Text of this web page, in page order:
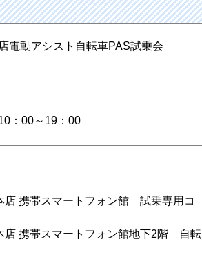
電動アシスト自転車PAS試乗会
：00～19：00
店 携帯スマートフォン館 試乗専用コ
店 携帯スマートフォン館地下2階 自転